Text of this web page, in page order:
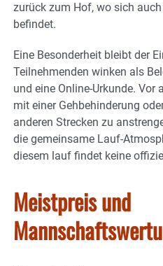
zurück zum Hof, wo sich
befindet.
Eine Besonderheit bleibt der
Teilnehmenden winken als
und eine Online-Urkunde. Vor
mit einer Gehbehinderung
anderen Strecken zu
die gemeinsame Lauf-
diesem lauf findet keine
Meistpreis und